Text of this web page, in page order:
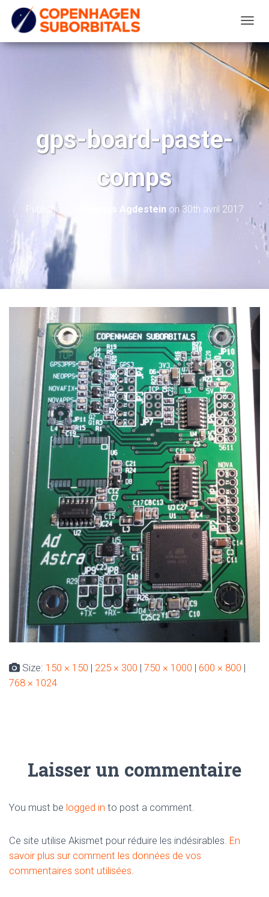
O
G
G
L
E
N
gps-board-paste-
comps
Published by Rasmus Agdestein on 30th avril 2017
Size: 150 × 150 | 225 × 300 | 750 × 1000 | 600 × 800 |
768 × 1024
Laisser un commentaire
You must be logged in to post a comment.
Ce site utilise Akismet pour réduire les indésirables. En
savoir plus sur comment les données de vos
commentaires sont utilisées.